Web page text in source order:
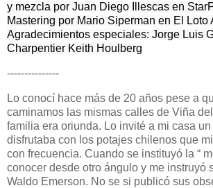
y mezcla por Juan Diego Illescas en
Mastering por Mario Siperman en El Loto
Agradecimientos especiales: Jorge Luis
Charpentier Keith Houlberg
---------------
Lo conocí hace más de 20 años pese a
caminamos las mismas calles de Viña
familia era oriunda. Lo invité a mi casa
disfrutaba con los potajes chilenos que
con frecuencia. Cuando se instituyó la “
conocer desde otro ángulo y me instruyó
Waldo Emerson. No se si publicó sus